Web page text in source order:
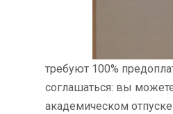
требуют 100%
соглашаться: вы
академическом